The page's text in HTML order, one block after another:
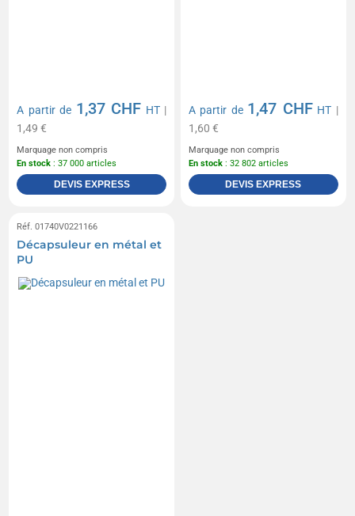
A partir de 1,37 CHF HT|
1,49 €
Marquage non compris
En stock : 37 000 articles
DEVIS EXPRESS
A partir de 1,47 CHF HT |
1,60 €
Marquage non compris
En stock : 32 802 articles
DEVIS EXPRESS
Réf. 01740V0221166
Décapsuleur en métal et
PU